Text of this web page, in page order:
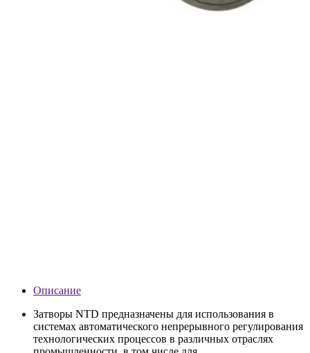
Описание
Затворы NTD предназначены для использования в
системах автоматического непрерывного регулирования
технологических процессов в различных отраслях